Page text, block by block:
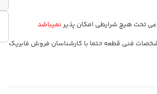
تحت هیچ شرایطی امکان پذیرنمیباشد
فنی قطعه حتما با کارشناسان فروش فابریک